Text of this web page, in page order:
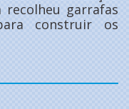
garrafas
construir os